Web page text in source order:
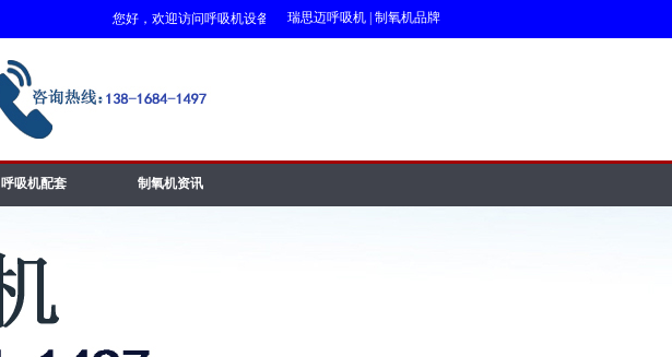
您好，欢迎访问呼吸机设备网!!! 瑞思迈呼吸机 制氧机品牌
呼吸机配套 制氧机资讯